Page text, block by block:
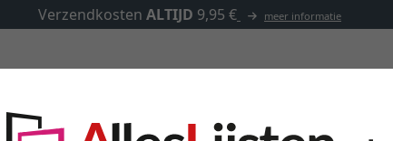
Verzendkosten ALTIJD 9,95 € meer informatie
Lijsten op maat